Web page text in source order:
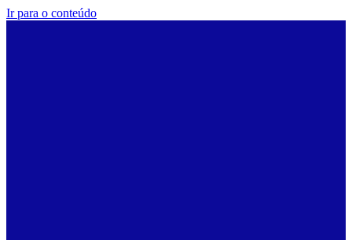
Ir para o conteúdo